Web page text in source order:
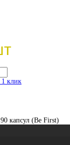
1 клик
капсул (Be First)